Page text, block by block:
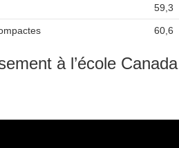
59,3
60,6
à l’école